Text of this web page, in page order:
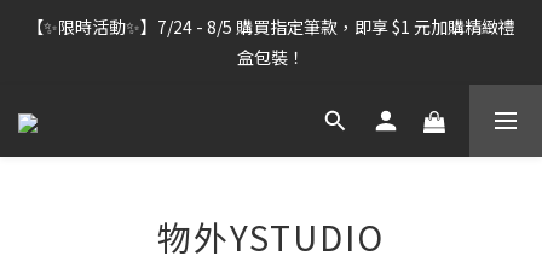
【雷雕訂單出貨暫停】7/30–8/7 進行機器維護，期間「含雷雕之
訂單」將暫停出貨，敬請見諒。
【✨限時活動✨】7/24 - 8/5 購買指定筆款，即享 $1 元加購精緻禮
盒包裝！
【雷雕訂單出貨暫停】7/30–8/7 進行機器維護，期間「含雷雕之
物外YSTUDIO